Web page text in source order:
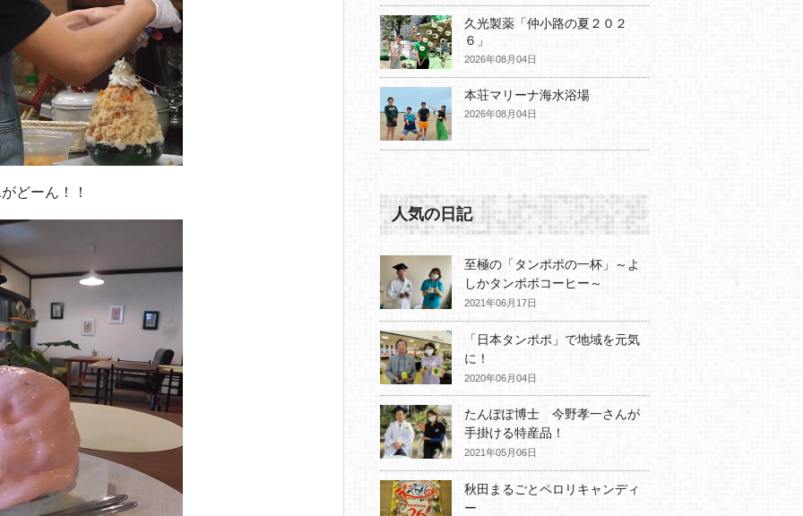
どーん！！
久光製薬「仲小路の夏２０２
６」
2026年08月04日
本荘マリーナ海水浴場
2026年08月04日
人気の日記
至極の「タンポポの一杯」～よ
しかタンポポコーヒー～
2021年06月17日
「日本タンポポ」で地域を元気
に！
2020年06月04日
たんぽぽ博士 今野孝一さんが
手掛ける特産品！
2021年05月06日
秋田まるごとペロリキャンディ
ー